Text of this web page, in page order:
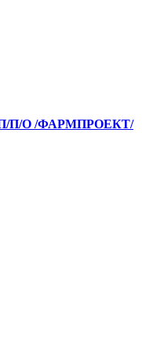
П/О /ФАРМПРОЕКТ/